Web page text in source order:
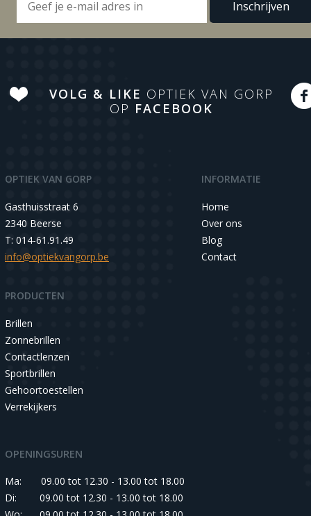
VOLG & LIKE OPTIEK VAN GORP
OP FACEBOOK
OPTIEK VAN GORP
Gasthuisstraat 6
2340 Beerse
T: 014-61.91.49
info@optiekvangorp.be
INFORMATIE
Home
Over ons
Blog
Contact
PRODUCTEN
Brillen
Zonnebrillen
Contactlenzen
Sportbrillen
Gehoortoestellen
Verrekijkers
OPENINGSUREN
Ma:
09.00 tot 12.30 - 13.00 tot 18.00
Di:
09.00 tot 12.30 - 13.00 tot 18.00